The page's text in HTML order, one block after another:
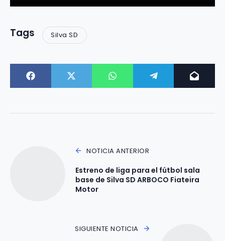
Tags Silva SD
NOTICIA ANTERIOR
Estreno de liga para el fútbol sala
base de Silva SD ARBOCO Fiateira
Motor
SIGUIENTE NOTICIA